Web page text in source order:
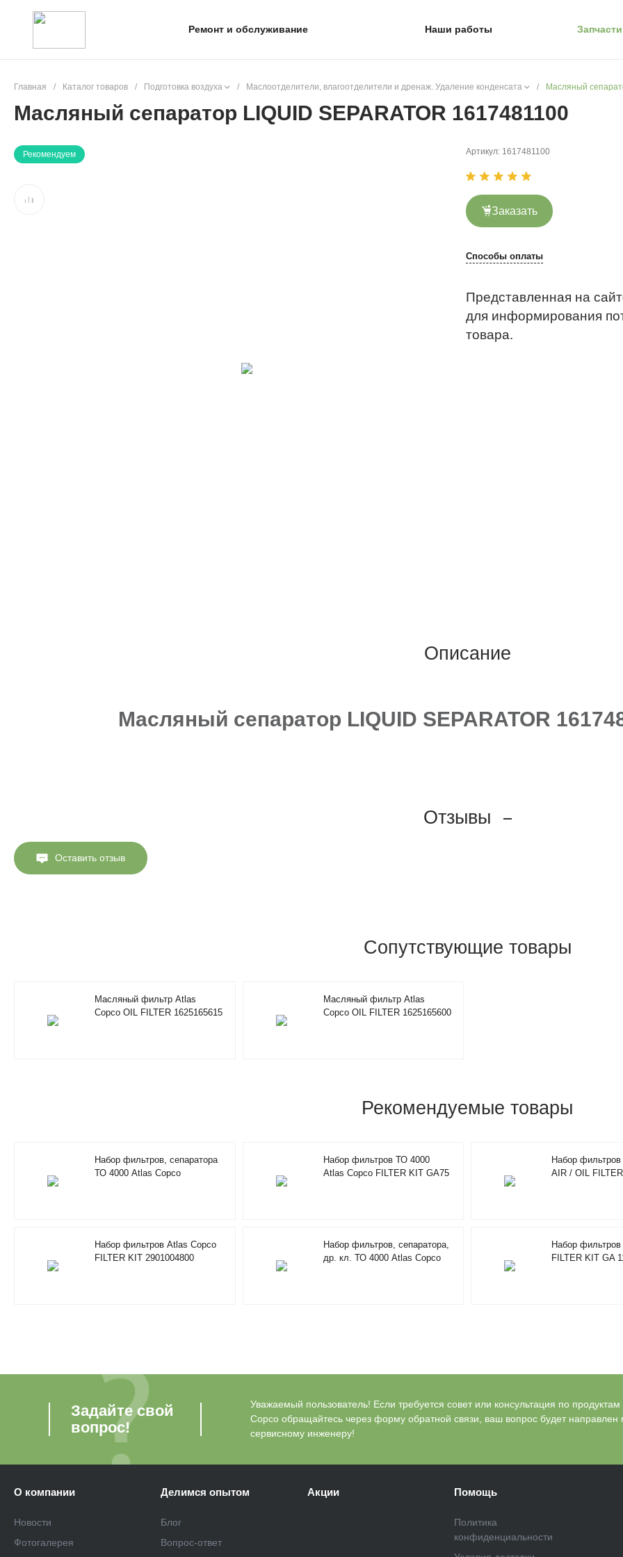
Ремонт и обслуживание Наши работы Запчасти
Главная / Каталог товаров / Подготовка воздуха / Маслоотделители, влагоотделители и дренаж. Удаление конденсата / Масляный
Масляный сепаратор LIQUID SEPARATOR 1617481100
Рекомендуем Артикул: 1617481100
Заказать
Способы оплаты
Представленная на
для информирования
товара.
Описание
Масляный сепаратор LIQUID SEPARATOR
Отзывы
Оставить отзыв
Сопутствующие товары
Масляный фильтр Atlas
Copco OIL FILTER 1625165615
Масляный фильтр Atlas
Copco OIL FILTER 1625165600
Рекомендуемые товары
Набор фильтров, сепаратора
ТО 4000 Atlas Copco
Набор фильтров ТО 4000
Atlas Copco FILTER KIT GA75
Набор
AIR / OIL
Набор фильтров Atlas Copco
FILTER KIT 2901004800
Набор фильтров, сепаратора,
др. кл. ТО 4000 Atlas Copco
Набор
FILTER KIT GA
Задайте свой
вопрос!
Уважаемый пользователь! Если требуется совет или консультация по
Copco обращайтесь через форму обратной связи, ваш вопрос будет направлен
сервисному инженеру!
О компании
Новости
Фотогалерея
Делимся опытом
Блог
Вопрос-ответ
Акции Помощь
Политика
конфиденциальности